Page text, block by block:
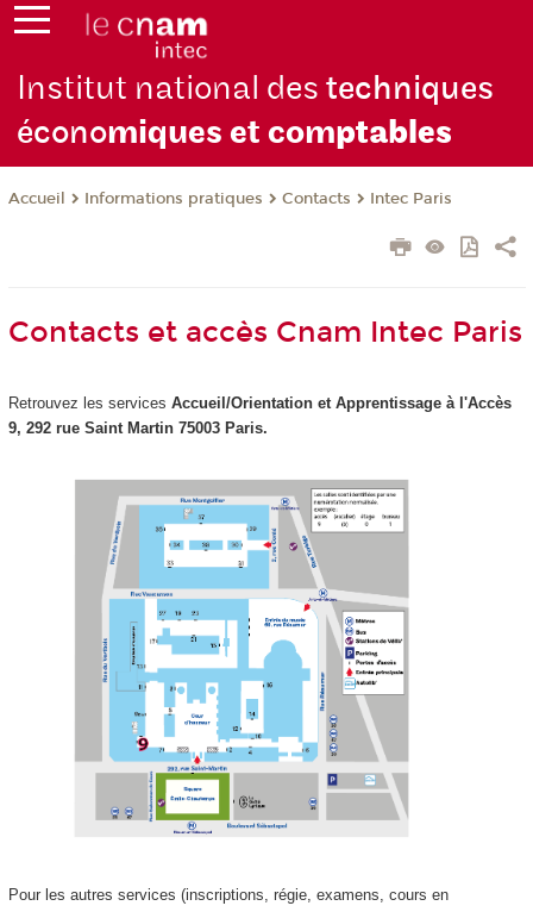
Institut national destechniques
économiques et comptables
Accueil Informations pratiques Contacts Intec Paris
Contacts et accès Cnam Intec Paris
Retrouvez les services Accueil/Orientation et Apprentissage à l'Accès
9, 292 rue Saint Martin 75003 Paris.
Pour les autres services (inscriptions, régie, examens, cours en